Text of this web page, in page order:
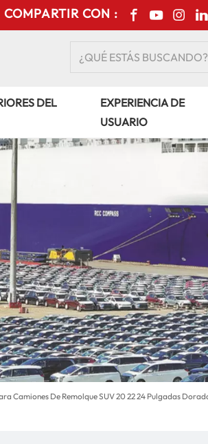
COMPARTIR CON :
DEL
EXPERIENCIA DE
USUARIO
Camiones De Remolque SUV 20 22 24 Pulgadas